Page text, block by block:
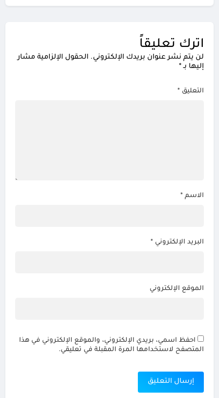
اترك تعليقاً
لن يتم نشر عنوان بريدك الإلكتروني. الحقول الإلزامية مشار
إليها بـ*
التعليق*
الاسم*
البريد الإلكتروني*
الموقع الإلكتروني
احفظ اسمي، بريدي الإلكتروني، والموقع الإلكتروني في هذا
المتصفح لاستخدامها المرة المقبلة في تعليقي.